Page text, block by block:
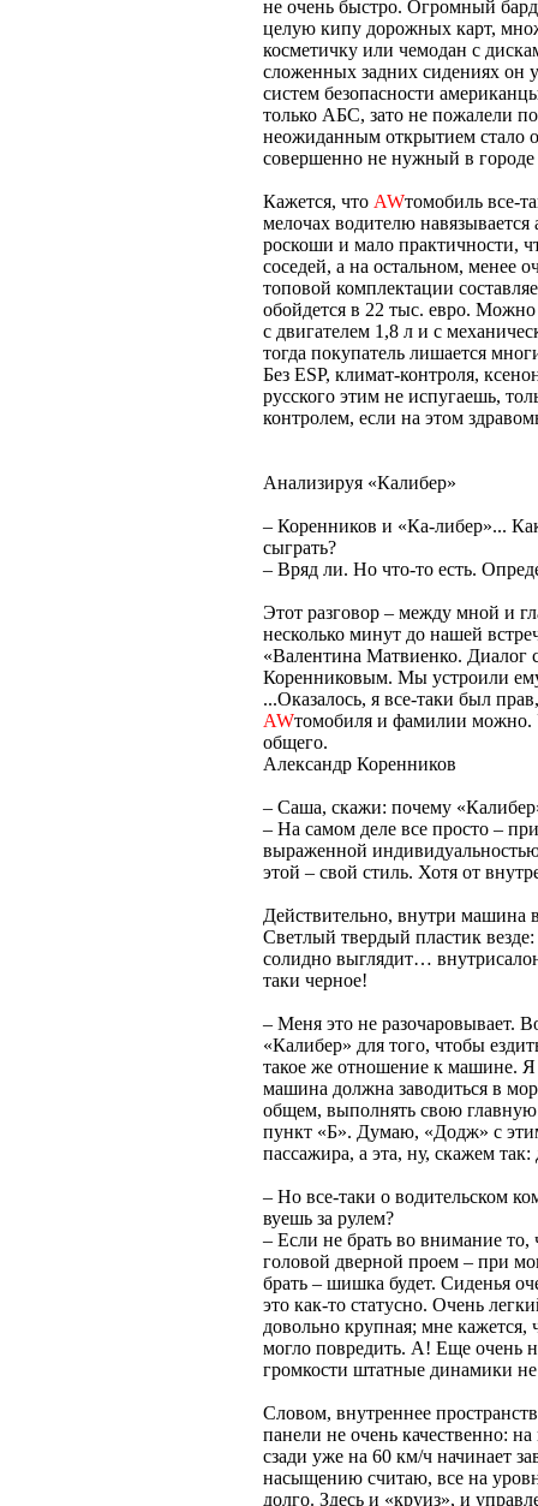
не очень быстро. Огромный
целую кипу дорожных карт,
косметичку или чемодан с
сложенных задних сидениях он
систем безопасности
только АБС, зато не пожалели
неожиданным открытием стало
совершенно не нужный в городе
Кажется, что AWтомобиль все-
мелочах водителю
роскоши и мало практичности,
соседей, а на остальном, менее
топовой комплектации
обойдется в 22 тыс. евро.
с двигателем 1,8 л и с
тогда покупатель лишается
Без ESP, климат-контроля,
русского этим не испугаешь,
контролем, если на этом
Анализируя «Калибер»
– Коренников и «Ка-либер»...
сыграть?
– Вряд ли. Но что-то есть.
Этот разговор – между мной и
несколько минут до нашей
«Валентина Матвиенко. Диалог
Коренниковым. Мы устроили
...Оказалось, я все-таки был
AWтомобиля и фамилии
общего.
Александр Коренников
– Саша, скажи: почему
– На самом деле все просто –
выраженной
этой – свой стиль. Хотя от
Действительно, внутри машина
Светлый твердый пластик
солидно выглядит…
таки черное!
– Меня это не разочаровывает.
«Калибер» для того, чтобы
такое же отношение к машине. Я
машина должна заводиться в
общем, выполнять свою
пункт «Б». Думаю, «Додж» с
пассажира, а эта, ну, скажем
– Но все-таки о водительском
вуешь за рулем?
– Если не брать во внимание то,
головой дверной проем – при
брать – шишка будет. Сиденья
это как-то статусно. Очень
довольно крупная; мне кажется,
могло повредить. А! Еще очень
громкости штатные динамики не
Словом, внутреннее
панели не очень качественно:
сзади уже на 60 км/ч начинает
насыщению считаю, все на
долго. Здесь и «круиз», и